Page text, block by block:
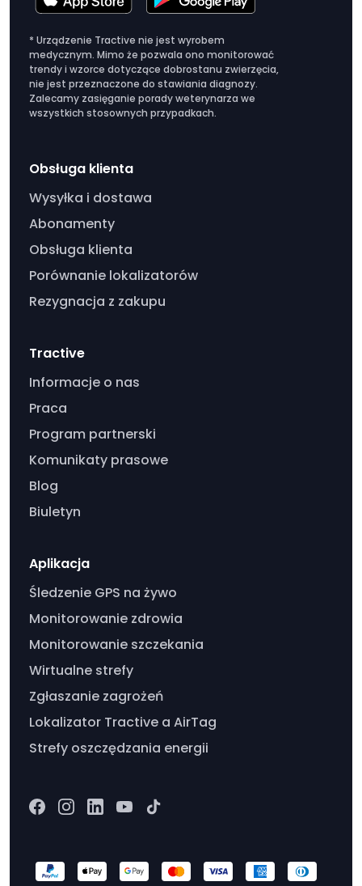
* Urządzenie Tractive nie jest wyrobem
medycznym. Mimo że pozwala ono monitorować
trendy i wzorce dotyczące dobrostanu zwierzęcia,
nie jest przeznaczone do stawiania diagnozy.
Zalecamy zasięganie porady weterynarza we
wszystkich stosownych przypadkach.
Obsługa klienta
Wysyłka i dostawa
Abonamenty
Obsługa klienta
Porównanie lokalizatorów
Rezygnacja z zakupu
Tractive
Informacje o nas
Praca
Program partnerski
Komunikaty prasowe
Blog
Biuletyn
Aplikacja
Śledzenie GPS na żywo
Monitorowanie zdrowia
Monitorowanie szczekania
Wirtualne strefy
Zgłaszanie zagrożeń
Lokalizator Tractive a AirTag
Strefy oszczędzania energii